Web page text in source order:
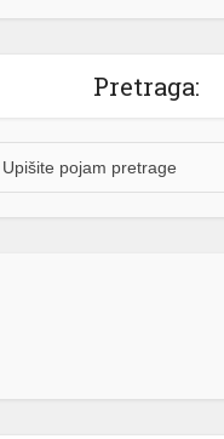
Najbolji svih vremena je
nas uvjeravaju da on “nije sa
velike mase poznatih
ličnosti. @krivokapic00♬
sound – Luka Krivokapic